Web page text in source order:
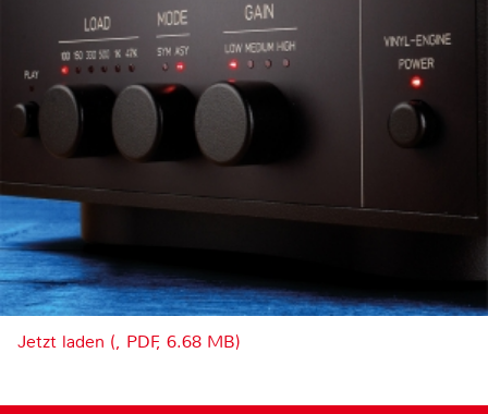
Jetzt laden (, PDF, 6.68 MB)